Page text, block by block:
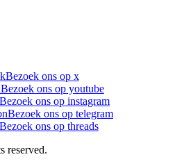
Bezoek ons op x
Bezoek ons op youtube
Bezoek ons op instagram
Bezoek ons op telegram
Bezoek ons op threads
reserved.